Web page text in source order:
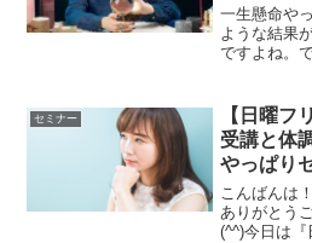
一生懸命や
ような結果
ですよね。
を待つので
に行動する
奪われない
大切です。
セミナー
【日曜フ
受講と体
やっぱり
いいとい
こんばんは
ありがとう
(^^)今日は